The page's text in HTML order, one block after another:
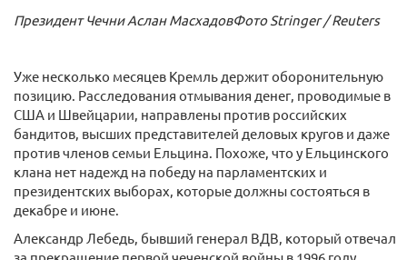
Президент Чечни Аслан МасхадовФото Stringer / Reuters
Уже несколько месяцев Кремль держит оборонительную
позицию. Расследования отмывания денег, проводимые в
США и Швейцарии, направлены против российских
бандитов, высших представителей деловых кругов и даже
против членов семьи Ельцина. Похоже, что у Ельцинского
клана нет надежд на победу на парламентских и
президентских выборах, которые должны состояться в
декабре и июне.
Александр Лебедь, бывший генерал ВДВ, который отвечал